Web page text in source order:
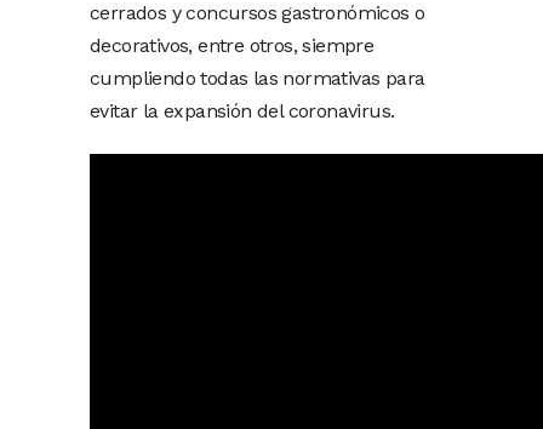
cerrados y concursos gastronómicos o
decorativos, entre otros, siempre
cumpliendo todas las normativas para
evitar la expansión del coronavirus.